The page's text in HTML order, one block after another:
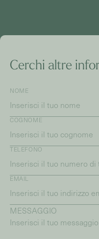
Cerchi altre
NOME
COGNOME
TELEFONO
EMAIL
MESSAGGIO